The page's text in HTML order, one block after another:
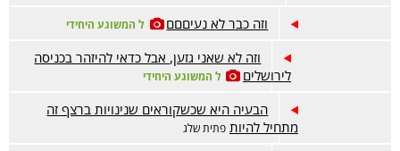
וזה כבר לא נעיםםם ל המשוגע היחידי
וזה לא שאני גזען, אבל כדאי להיזהר בכניסה
לירושלים
ל המשוגע היחידי
הבעיה היא שכשקוראים שנינויות ברצף זה
מתחיל להיות פתית שלג